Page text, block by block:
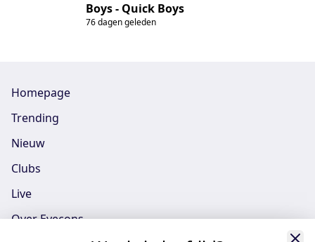
Boys - Quick Boys
76 dagen geleden
Homepage
Trending
Nieuw
Clubs
Live
Over Eyecons